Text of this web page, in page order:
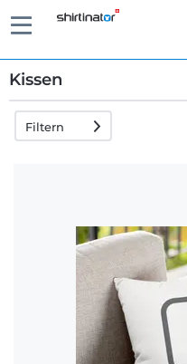
Kissen
30 Tage
Umtauschrecht
Rückgaberecht
Filtern